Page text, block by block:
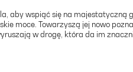
aby wspiąć się na majestatyczną
moce. Towarzyszą jej nowo
w drogę, która da im